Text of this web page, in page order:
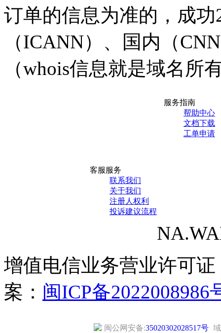
订单的信息为准的，成
（ICANN）、国内（
（whois信息就是域名所
服务指南
帮助中心
文档下载
工单申请
客服服务
联系我们
关于我们
注册人权利
投诉建议流程
增值电信业务营业许可证
案： 闽ICP备2022008986
闽公网安备:35020302028517号